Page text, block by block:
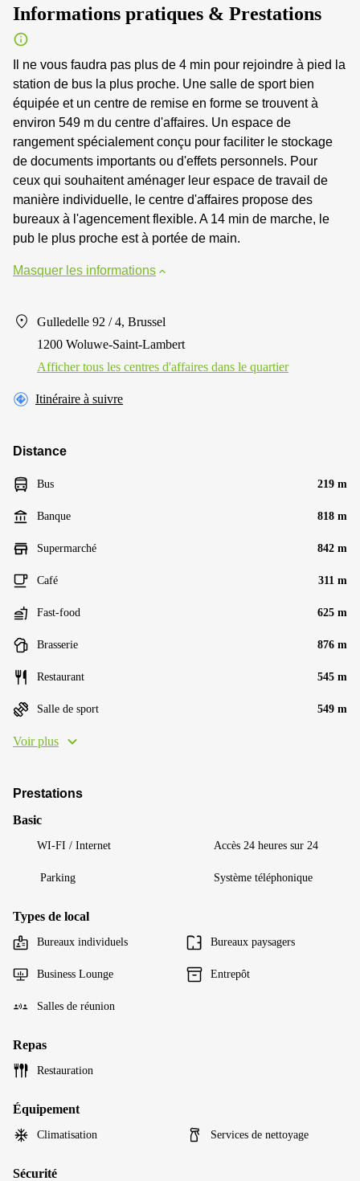
Informations pratiques & Prestations
Il ne vous faudra pas plus de 4 min pour rejoindre à pied la
station de bus la plus proche. Une salle de sport bien
équipée et un centre de remise en forme se trouvent à
environ 549 m du centre d'affaires. Un espace de
rangement spécialement conçu pour faciliter le stockage
de documents importants ou d'effets personnels. Pour
ceux qui souhaitent aménager leur espace de travail de
manière individuelle, le centre d'affaires propose des
bureaux à l'agencement flexible. A 14 min de marche, le
pub le plus proche est à portée de main.
Masquer les informations
Gulledelle 92 / 4, Brussel
1200 Woluwe-Saint-Lambert
Afficher tous les centres d'affaires dans le quartier
Itinéraire à suivre
Distance
Bus 219 m
Banque 818 m
Supermarché 842 m
Café 311 m
Fast-food 625 m
Brasserie 876 m
Restaurant 545 m
Salle de sport 549 m
Voir plus
Prestations
Basic
WI-FI / Internet Accès 24 heures sur 24
Parking Système téléphonique
Types de local
Bureaux individuels Bureaux paysagers
Business Lounge Entrepôt
Salles de réunion
Repas
Restauration
Équipement
Climatisation Services de nettoyage
Sécurité